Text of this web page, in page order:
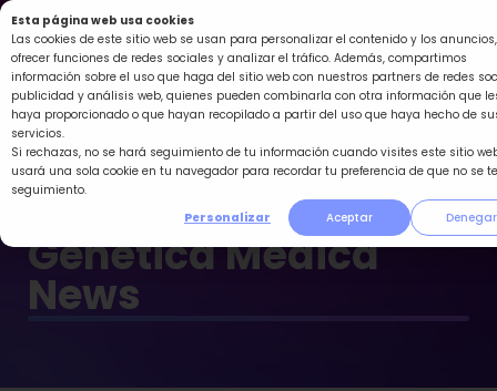
Esta página web usa cookies
Las cookies de este sitio web se usan para personalizar el contenido y los anuncios,
ofrecer funciones de redes sociales y analizar el tráfico. Además, compartimos
información sobre el uso que haga del sitio web con nuestros partners de redes
publicidad y análisis web, quienes pueden combinarla con otra información que
haya proporcionado o que hayan recopilado a partir del uso que haya hecho de
servicios.
Si rechazas, no se hará seguimiento de tu información cuando visites este sitio
usará una sola cookie en tu navegador para recordar tu preferencia de que no se
seguimiento.
Personalizar
Aceptar Denegar
Ir
al
contenido
Genética Médica
News